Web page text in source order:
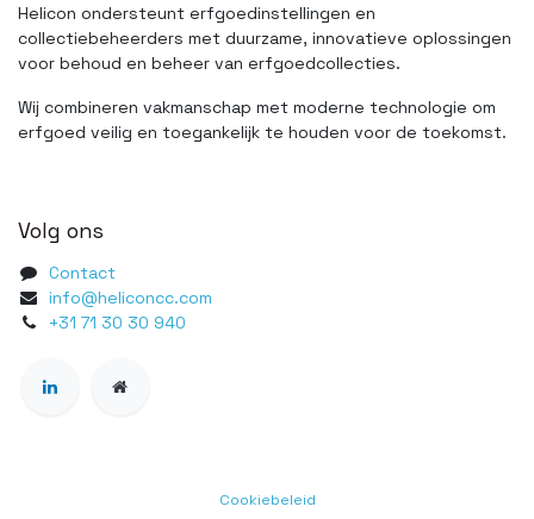
Helicon ondersteunt erfgoedinstellingen en
collectiebeheerders met duurzame, innovatieve oplossingen
voor behoud en beheer van erfgoedcollecties.
Wij combineren vakmanschap met moderne technologie om
erfgoed veilig en toegankelijk te houden voor de toekomst.
Volg ons
Contact
info@heliconcc.com
+31 71 30 30 940
Cookiebeleid